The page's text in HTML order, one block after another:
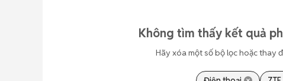
Không tìm thấy kết quả
Hãy xóa một số bộ lọc hoặc thay